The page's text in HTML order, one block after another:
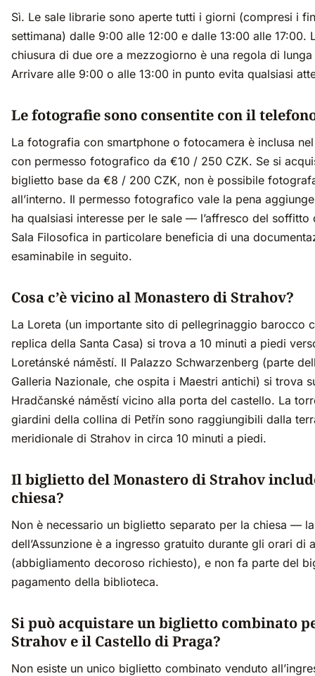
Sì. Le sale librarie sono aperte tutti i giorni (compresi i
settimana) dalle 9:00 alle 12:00 e dalle 13:00 alle 17:00.
chiusura di due ore a mezzogiorno è una regola di
Arrivare alle 9:00 o alle 13:00 in punto evita qualsiasi
Le fotografie sono consentite con il
La fotografia con smartphone o fotocamera è inclusa
con permesso fotografico da €10 / 250 CZK. Se si
biglietto base da €8 / 200 CZK, non è possibile
all’interno. Il permesso fotografico vale la pena
ha qualsiasi interesse per le sale — l’affresco del soffitto
Sala Filosofica in particolare beneficia di una
esaminabile in seguito.
Cosa c’è vicino al Monastero di Strahov?
La Loreta (un importante sito di pellegrinaggio barocco
replica della Santa Casa) si trova a 10 minuti a piedi
Loretánské náměstí. Il Palazzo Schwarzenberg (parte
Galleria Nazionale, che ospita i Maestri antichi) si trova
Hradčanské náměstí vicino alla porta del castello. La
giardini della collina di Petřín sono raggiungibili dalla
meridionale di Strahov in circa 10 minuti a piedi.
Il biglietto del Monastero di Strahov
chiesa?
Non è necessario un biglietto separato per la chiesa —
dell’Assunzione è a ingresso gratuito durante gli orari di
(abbigliamento decoroso richiesto), e non fa parte del
pagamento della biblioteca.
Si può acquistare un biglietto combinato
Strahov e il Castello di Praga?
Non esiste un unico biglietto combinato venduto